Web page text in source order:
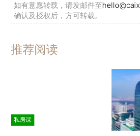
如有意愿转载，请发邮件至
确认及授权后，方可转载。
推荐阅读
私房课